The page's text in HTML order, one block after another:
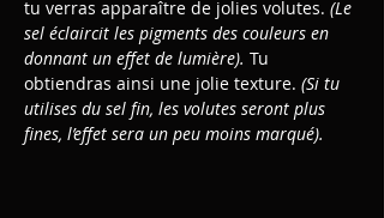
tu verras apparaître de jolies volutes. (Le
sel éclaircit les pigments des couleurs en
donnant un effet de lumière). Tu
obtiendras ainsi une jolie texture. (Si tu
utilises du sel fin, les volutes seront plus
fines, l’effet sera un peu moins marqué).